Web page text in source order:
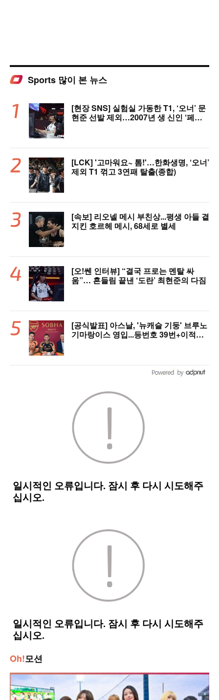
Sports 많이 본 뉴스
[현장 SNS] 실험실 가동한 T1, ‘오너’ 문
현준 선발 제외…2007년 생 신인 ‘페인
[LCK] '고마워요~ 톰!'…한화생명, ‘오너’
제외 T1 꺾고 3연패 탈출(종합)
[속보] 리오넬 메시 부친상...평생 아들 곁
지킨 호르헤 메시, 68세로 별세
[오!쎈 인터뷰] “결국 프로는 멘탈 싸
움”… 흔들림 끝낸 ‘도란’ 최현준의 다짐
[공식발표] 아스날, '뉴캐슬 기둥' 브루노
기마랑이스 영입...등번호 39번+이적료
Oh!모션